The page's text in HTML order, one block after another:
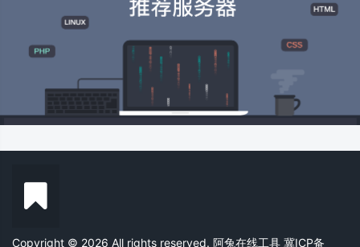
Copyright © 2026 All rights reserved. 阿兔在线工具 冀ICP备